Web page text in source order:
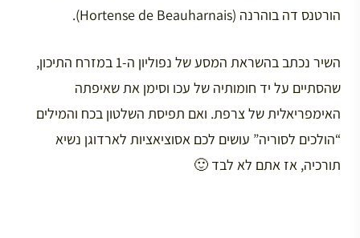
הורטנס דה בוהרנה (Hortense de Beauharnais).
השיר נכתב בהשראת המסע של נפוליון ה-1 במזרח התיכון,
שהסתיים על יד חומותיה של עכו וסימן את שאיפתה
האימפריאלית של צרפת. ואם תפיסת השלטון בכח והמילים
“הולכים לסוריה” עושים לכם אסוציאציות לארדוגן נשיא
תורכיה, אז אתם לא לבד 🙂